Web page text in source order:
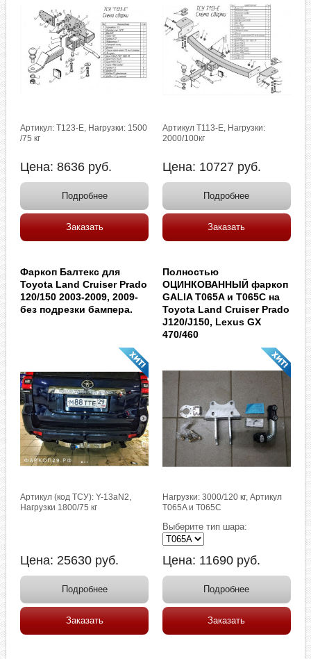
Артикул: T123-E, Нагрузки: 1500
/75 кг
Цена:8636 руб.
Подробнее
Заказать
Артикул T113-E, Нагрузки:
2000/100кг
Цена: 10727 руб.
Подробнее
Заказать
Фаркоп Балтекс для
Toyota Land Cruiser Prado
120/150 2003-2009, 2009-
без подрезки бампера.
Артикул (код ТСУ): Y-13aN2,
Нагрузки 1800/75 кг
Цена: 25630 руб.
Подробнее
Заказать
Полностью
ОЦИНКОВАННЫЙ фаркоп
GALIA T065A и T065C на
Toyota Land Cruiser Prado
J120/J150, Lexus GX
470/460
Нагрузки: 3000/120 кг, Артикул
T065A и T065C
Выберите тип шара:
Цена: 11690 руб.
Подробнее
Заказать